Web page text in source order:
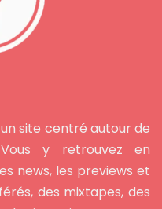
site centré autour de
y retrouvez en
news, les previews et
des mixtapes, des